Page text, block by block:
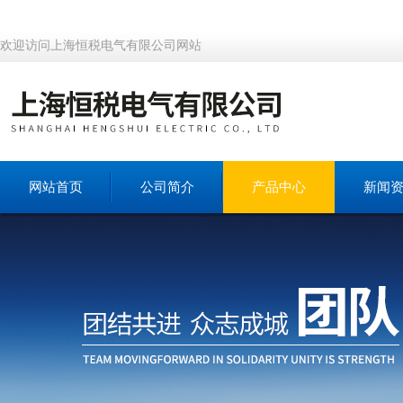
欢迎访问上海恒税电气有限公司网站
网站首页 公司简介 产品中心 新闻